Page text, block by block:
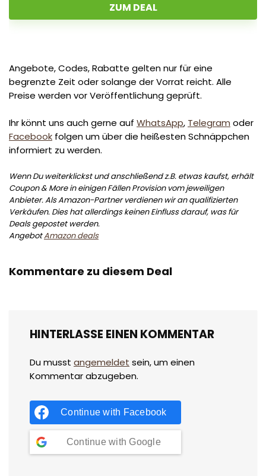
ZUM DEAL
Angebote, Codes, Rabatte gelten nur für eine
begrenzte Zeit oder solange der Vorrat reicht. Alle
Preise werden vor Veröffentlichung geprüft.
Ihr könnt uns auch gerne auf WhatsApp, Telegram oder
Facebook folgen um über die heißesten Schnäppchen
informiert zu werden.
Wenn Du weiterklickst und anschließend z.B. etwas kaufst, erhält
Coupon & More in einigen Fällen Provision vom jeweiligen
Anbieter. Als Amazon-Partner verdienen wir an qualifizierten
Verkäufen. Dies hat allerdings keinen Einfluss darauf, was für
Deals gepostet werden.
AngebotAmazon deals
Kommentare zu diesem Deal
HINTERLASSE EINEN KOMMENTAR
Du musst angemeldet sein, um einen
Kommentar abzugeben.
Continue with Facebook
Continue with Google